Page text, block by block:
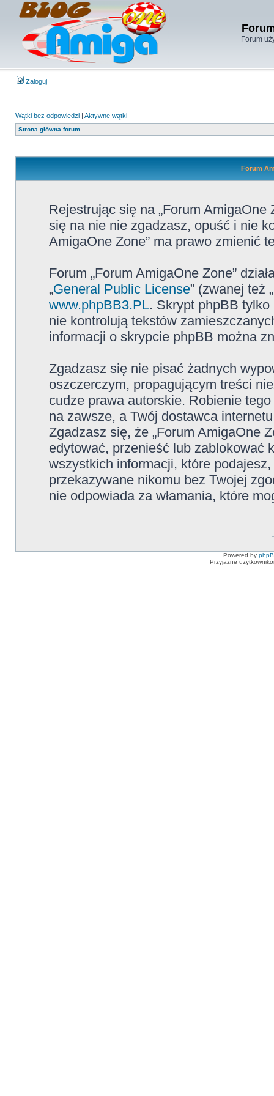
Forum
Zaloguj
Wątki bez odpowiedzi | Aktywne wątki
Strona główna forum
Forum
Rejestrując się na „Forum
się na nie nie zgadzasz, opuść i nie
AmigaOne Zone” ma prawo zmienić
Forum „Forum AmigaOne Zone”
„General Public License” (zwanej też
www.phpBB3.PL. Skrypt phpBB tylko
nie kontrolują tekstów
informacji o skrypcie phpBB można
Zgadzasz się nie pisać żadnych
oszczerczym, propagującym treści
cudze prawa autorskie. Robienie
na zawsze, a Twój dostawca
Zgadzasz się, że „Forum AmigaOne
edytować, przenieść lub zablokować
wszystkich informacji, które
przekazywane nikomu bez Twojej
nie odpowiada za włamania, które
Powered by
Przyjazne